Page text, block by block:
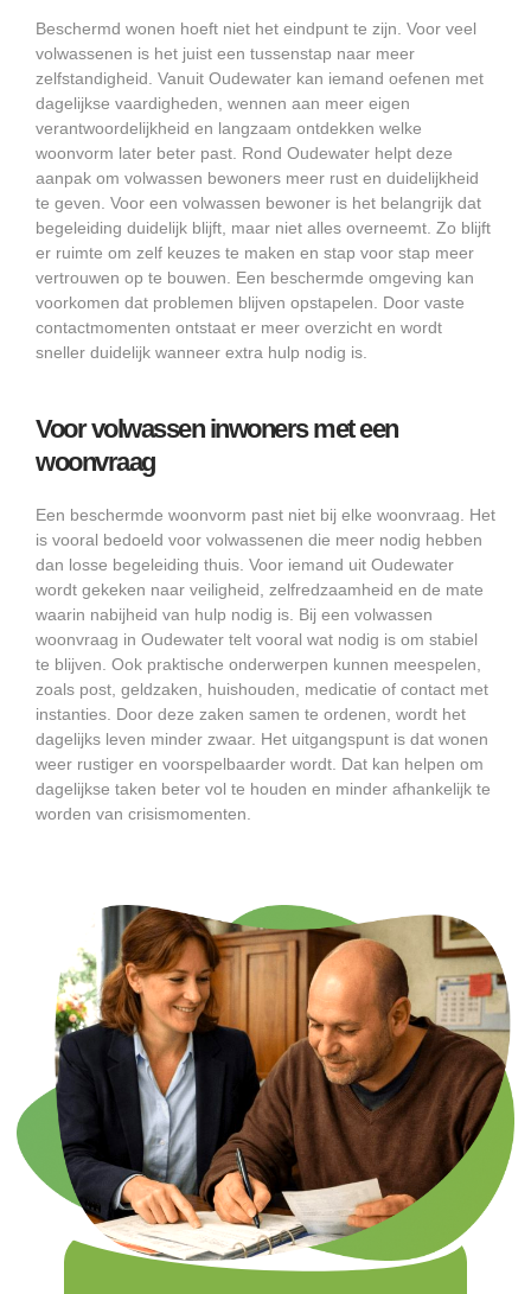
Beschermd wonen hoeft niet het eindpunt te zijn. Voor veel
volwassenen is het juist een tussenstap naar meer
zelfstandigheid. Vanuit Oudewater kan iemand oefenen met
dagelijkse vaardigheden, wennen aan meer eigen
verantwoordelijkheid en langzaam ontdekken welke
woonvorm later beter past. Rond Oudewater helpt deze
aanpak om volwassen bewoners meer rust en duidelijkheid
te geven. Voor een volwassen bewoner is het belangrijk dat
begeleiding duidelijk blijft, maar niet alles overneemt. Zo blijft
er ruimte om zelf keuzes te maken en stap voor stap meer
vertrouwen op te bouwen. Een beschermde omgeving kan
voorkomen dat problemen blijven opstapelen. Door vaste
contactmomenten ontstaat er meer overzicht en wordt
sneller duidelijk wanneer extra hulp nodig is.
Voor volwassen inwoners met een
woonvraag
Een beschermde woonvorm past niet bij elke woonvraag. Het
is vooral bedoeld voor volwassenen die meer nodig hebben
dan losse begeleiding thuis. Voor iemand uit Oudewater
wordt gekeken naar veiligheid, zelfredzaamheid en de mate
waarin nabijheid van hulp nodig is. Bij een volwassen
woonvraag in Oudewater telt vooral wat nodig is om stabiel
te blijven. Ook praktische onderwerpen kunnen meespelen,
zoals post, geldzaken, huishouden, medicatie of contact met
instanties. Door deze zaken samen te ordenen, wordt het
dagelijks leven minder zwaar. Het uitgangspunt is dat wonen
weer rustiger en voorspelbaarder wordt. Dat kan helpen om
dagelijkse taken beter vol te houden en minder afhankelijk te
worden van crisismomenten.